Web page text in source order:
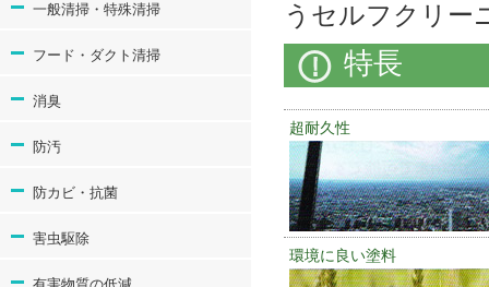
うセルフクリー
特長
超耐久性
環境に良い塗料
一般清掃・特殊清掃
フード・ダクト清掃
消臭
防汚
防カビ・抗菌
害虫駆除